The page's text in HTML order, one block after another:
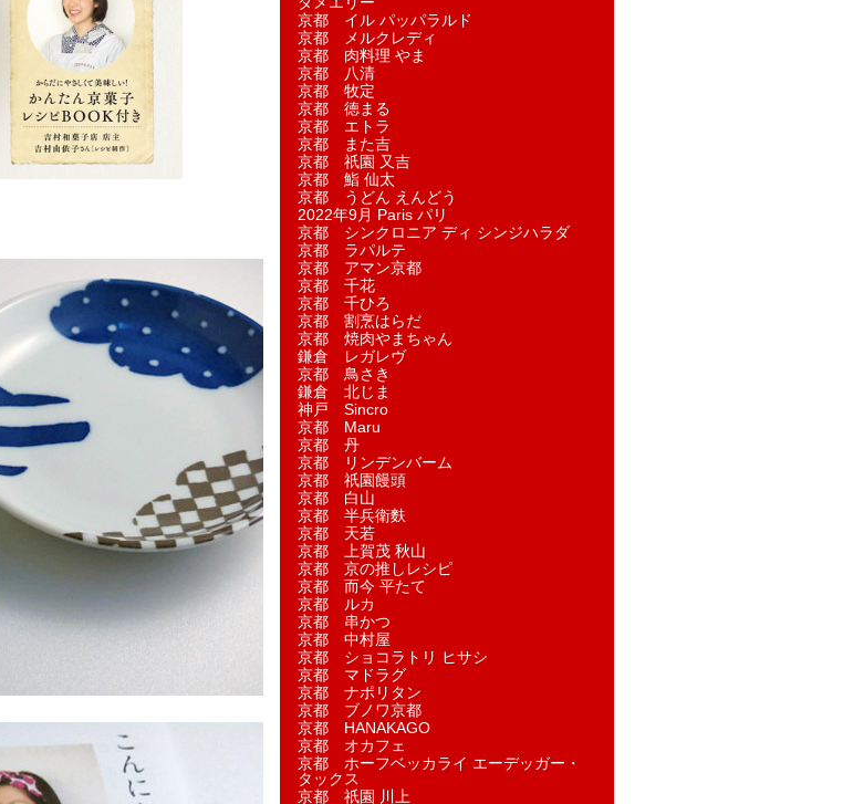
京都 イル パッパラルド
京都 メルクレディ
京都 肉料理 やま
京都 八清
京都 牧定
京都 徳まる
京都 エトラ
京都 また吉
京都 祇園 又吉
京都 鮨 仙太
京都 うどん えんどう
2022年9月 Paris パリ
京都 シンクロニア ディ シンジハラダ
京都 ラパルテ
京都 アマン京都
京都 千花
京都 千ひろ
京都 割烹はらだ
京都 焼肉やまちゃん
鎌倉 レガレヴ
京都 鳥さき
鎌倉 北じま
神戸 Sincro
京都 Maru
京都 丹
京都 リンデンバーム
京都 祇園饅頭
京都 白山
京都 半兵衛麩
京都 天若
京都 上賀茂 秋山
京都 京の推しレシピ
京都 而今 平たて
京都 ルカ
京都 串かつ
京都 中村屋
京都 ショコラトリ ヒサシ
京都 マドラグ
京都 ナポリタン
京都 ブノワ京都
京都 HANAKAGO
京都 オカフェ
京都 ホーフベッカライ エーデッガー・
タックス
京都 祇園 川上